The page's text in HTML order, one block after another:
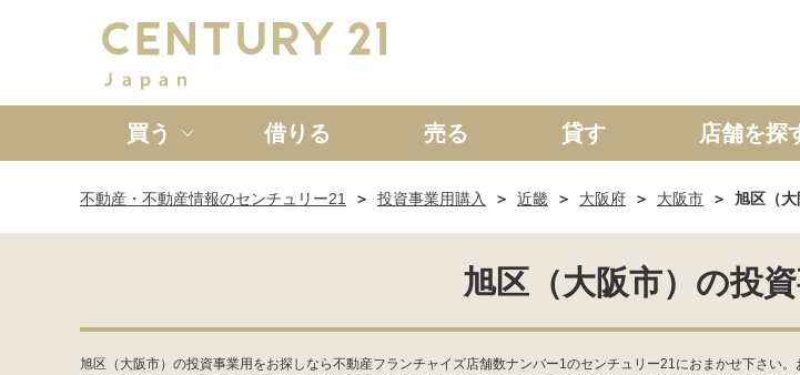
買う
新築一戸建て 中古一戸建て マンション 土地
借りる 売る 貸す 店舗を探
不動産・不動産情報のセンチュリー21 投資事業用購入 近畿 大阪府 大阪市 旭区（
旭区（大阪市）の投
旭区（大阪市）の投資事業用をお探しなら不動産フランチャイズ店舗数ナンバー1のセンチュリー21におまかせ下さい